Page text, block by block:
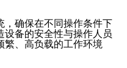
，确保在不同操作条件下
设备的安全性与操作人员
繁、高负载的工作环境